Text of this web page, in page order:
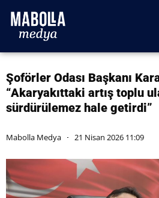
Şoförler Odası Başkanı
“Akaryakıttaki artış toplu
sürdürülemez hale getirdi”
Mabolla Medya 21 Nisan 2026 11:09